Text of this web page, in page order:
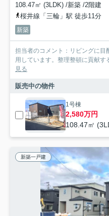
108.47㎡ (3LDK) /新築 /2階建
桜井線「三輪」駅 徒歩11分
新築
担当者のコメント：リビングに
用しています。整理整頓に貢献す
見る
販売中の物件
1号棟
2,580万円
108.47㎡
新築一戸建